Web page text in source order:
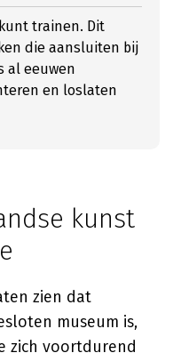
trainen. Dit
die aansluiten bij
al eeuwen
en loslaten
kunst
zien dat
museum is,
zich voortdurend